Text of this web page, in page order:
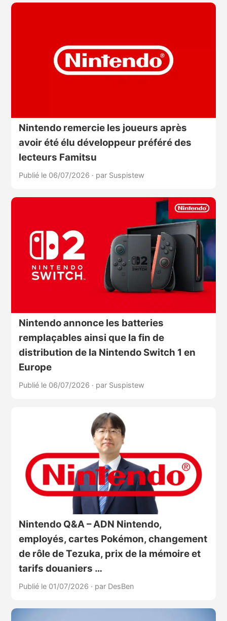
Nintendo remercie les joueurs après
avoir été élu développeur préféré des
lecteurs Famitsu
Publié le 06/07/2026 · par Suspistew
Nintendo annonce les batteries
remplaçables ainsi que la fin de
distribution de la Nintendo Switch 1 en
Europe
Publié le 06/07/2026 · par Suspistew
Nintendo Q&A – ADN Nintendo,
employés, cartes Pokémon, changement
de rôle de Tezuka, prix de la mémoire et
tarifs douaniers …
Publié le 01/07/2026 · par DesBen